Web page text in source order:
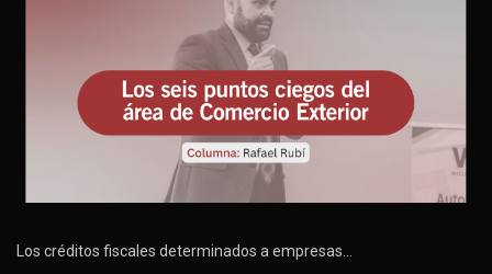
Los créditos fiscales determinados a empresas…